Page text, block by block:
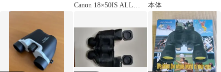
Canon 18×50IS ALL
18X50IS ＃9378
本体